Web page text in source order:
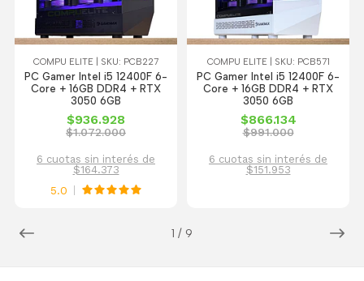
1 / 9
COMPU ELITE | SKU: PCB227
PC Gamer Intel i5 12400F 6-
Core + 16GB DDR4 + RTX
3050 6GB
$936.928
$1.072.000
6 cuotas sin interés de
$164.373
5.0
COMPU ELITE | SKU: PCB571
PC Gamer Intel i5 12400F 6-
Core + 16GB DDR4 + RTX
3050 6GB
$866.134
$991.000
6 cuotas sin interés de
$151.953